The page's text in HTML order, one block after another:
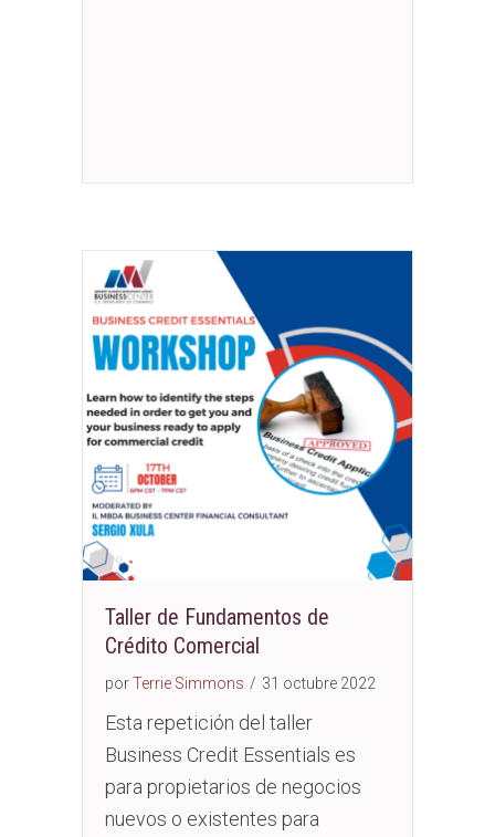
Taller de Fundamentos de
Crédito Comercial
porTerrie Simmons / 31 octubre 2022
Esta repetición del taller
Business Credit Essentials es
para propietarios de negocios
nuevos o existentes para